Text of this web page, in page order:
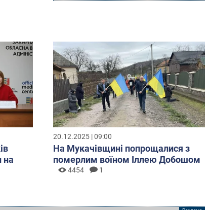
на
20.12.2025 | 09:00
На Мукачівщині попрощалися з
померлим воїном Іллею Добошом
4454 1